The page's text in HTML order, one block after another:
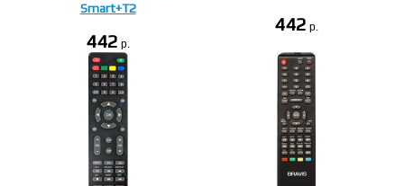
Smart+T2
442 p.
442 p.